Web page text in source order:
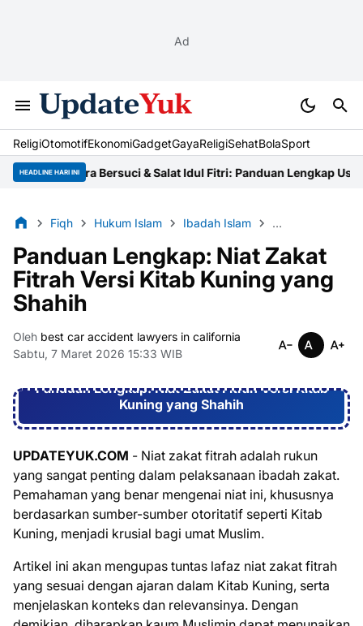
Ad
ReligiOtomotifEkonomiGadgetGayaReligiSehatBolaSport
HEADLINE HARI INI
Tata Cara Bersuci & Salat Idul Fitri: Panduan Lengkap UstazNiat
Fiqh Hukum Islam Ibadah Islam Kitab Kuning
Panduan Lengkap: Niat Zakat
Fitrah Versi Kitab Kuning yang
Shahih
Oleh best car accident lawyers in california
Sabtu, 7 Maret 2026 15:33 WIB
Panduan Lengkap: Niat Zakat Fitrah Versi Kitab
Kuning yang Shahih
UPDATEYUK.COM - Niat zakat fitrah adalah rukun
yang sangat penting dalam pelaksanaan ibadah zakat.
Pemahaman yang benar mengenai niat ini, khususnya
berdasarkan sumber-sumber otoritatif seperti Kitab
Kuning, menjadi krusial bagi umat Muslim.
Artikel ini akan mengupas tuntas lafaz niat zakat fitrah
yang sesuai dengan ajaran dalam Kitab Kuning, serta
menjelaskan konteks dan relevansinya. Dengan